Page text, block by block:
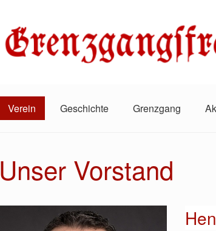
Verein Geschichte Grenzgang
Unser Vorstand